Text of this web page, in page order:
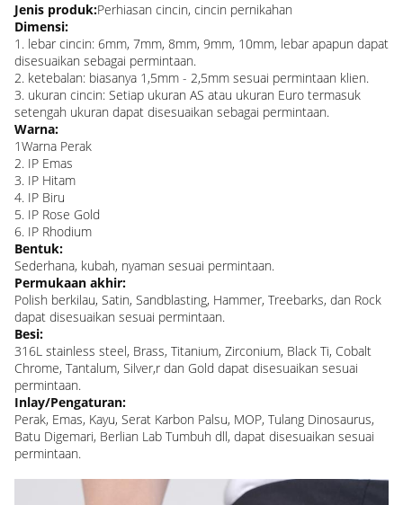
Jenis produk:Perhiasan cincin, cincin pernikahan
Dimensi:
1. lebar cincin: 6mm, 7mm, 8mm, 9mm, 10mm, lebar apapun dapat
disesuaikan sebagai permintaan.
2. ketebalan: biasanya 1,5mm - 2,5mm sesuai permintaan klien.
3. ukuran cincin: Setiap ukuran AS atau ukuran Euro termasuk
setengah ukuran dapat disesuaikan sebagai permintaan.
Warna:
1Warna Perak
2. IP Emas
3. IP Hitam
4. IP Biru
5. IP Rose Gold
6. IP Rhodium
Bentuk:
Sederhana, kubah, nyaman sesuai permintaan.
Permukaan akhir:
Polish berkilau, Satin, Sandblasting, Hammer, Treebarks, dan Rock
dapat disesuaikan sesuai permintaan.
Besi:
316L stainless steel, Brass, Titanium, Zirconium, Black Ti, Cobalt
Chrome, Tantalum, Silver,r dan Gold dapat disesuaikan sesuai
permintaan.
Inlay/Pengaturan:
Perak, Emas, Kayu, Serat Karbon Palsu, MOP, Tulang Dinosaurus,
Batu Digemari, Berlian Lab Tumbuh dll, dapat disesuaikan sesuai
permintaan.